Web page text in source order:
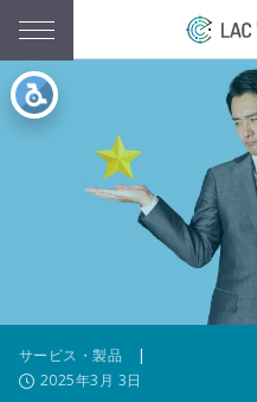
サービス・製品 |
2025年3月 3日